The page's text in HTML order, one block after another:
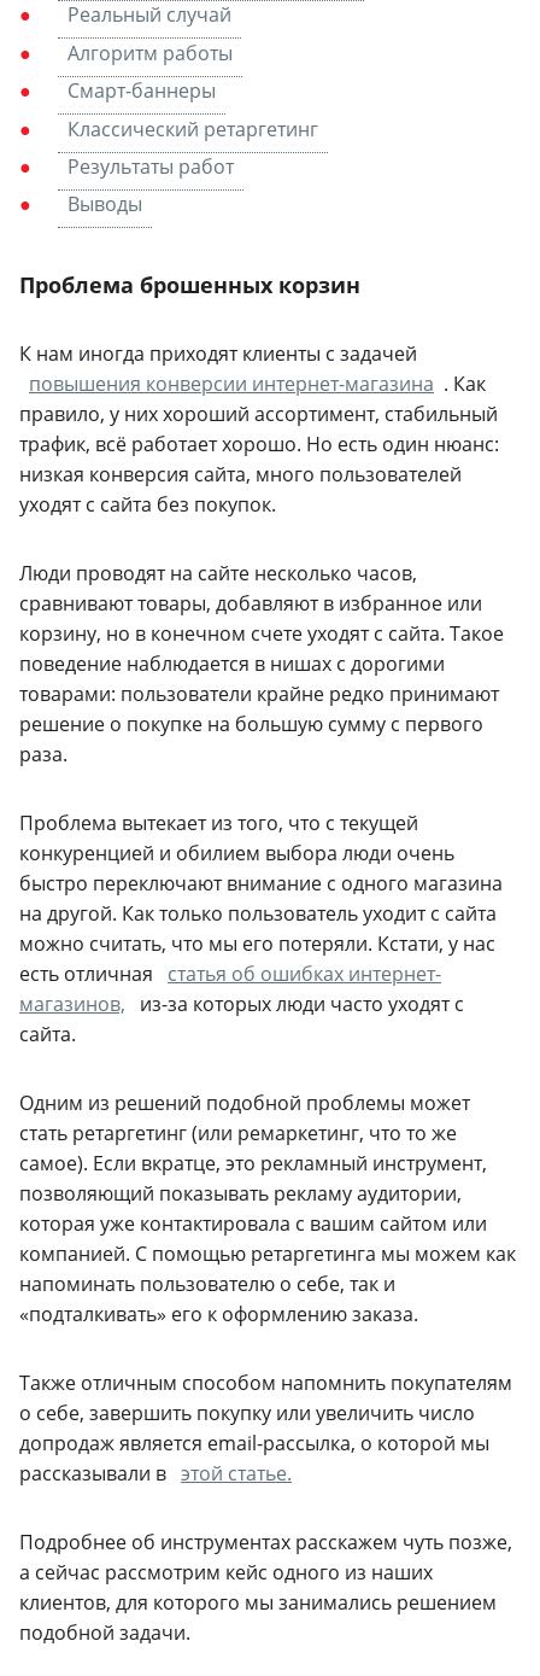
Реальный случай
Алгоритм работы
Смарт-баннеры
Классический ретаргетинг
Результаты работ
Выводы
Проблема брошенных корзин
К нам иногда приходят клиенты с задачей
повышения конверсии интернет-магазина . Как
правило, у них хороший ассортимент, стабильный
трафик, всё работает хорошо. Но есть один нюанс:
низкая конверсия сайта, много пользователей
уходят с сайта без покупок.
Люди проводят на сайте несколько часов,
сравнивают товары, добавляют в избранное или
корзину, но в конечном счете уходят с сайта. Такое
поведение наблюдается в нишах с дорогими
товарами: пользователи крайне редко принимают
решение о покупке на большую сумму с первого
раза.
Проблема вытекает из того, что с текущей
конкуренцией и обилием выбора люди очень
быстро переключают внимание с одного магазина
на другой. Как только пользователь уходит с сайта
можно считать, что мы его потеряли. Кстати, у нас
есть отличная
статья об ошибках интернет-
магазинов,
из-за которых люди часто уходят с
сайта.
Одним из решений подобной проблемы может
стать ретаргетинг (или ремаркетинг, что то же
самое). Если вкратце, это рекламный инструмент,
позволяющий показывать рекламу аудитории,
которая уже контактировала с вашим сайтом или
компанией. С помощью ретаргетинга мы можем как
напоминать пользователю о себе, так и
«подталкивать» его к оформлению заказа.
Также отличным способом напомнить покупателям
о себе, завершить покупку или увеличить число
допродаж является email-рассылка, о которой мы
рассказывали в этой статье.
Подробнее об инструментах расскажем чуть позже,
а сейчас рассмотрим кейс одного из наших
клиентов, для которого мы занимались решением
подобной задачи.